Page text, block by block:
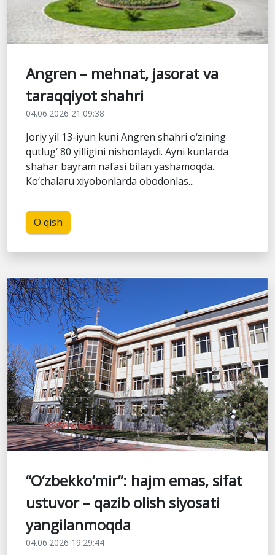
Angren – mehnat, jasorat va
taraqqiyot shahri
04.06.2026 21:09:38
Joriy yil 13-iyun kuni Angren shahri o‘zining
qutlug‘ 80 yilligini nishonlaydi. Ayni kunlarda
shahar bayram nafasi bilan yashamoqda.
Ko‘chalaru xiyobonlarda obodonlas...
O'qish
“O‘zbekko‘mir”: hajm emas, sifat
ustuvor – qazib olish siyosati
yangilanmoqda
04.06.2026 19:29:44